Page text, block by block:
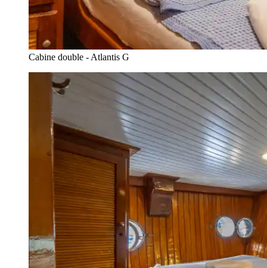
Cabine double - Atlantis G